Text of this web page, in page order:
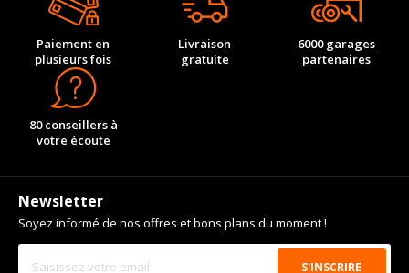
Paiement en
plusieurs fois
Livraison
gratuite
6000 garages
partenaires
80 conseillers à
votre écoute
Newsletter
Soyez informé de nos offres et bons plans du moment !